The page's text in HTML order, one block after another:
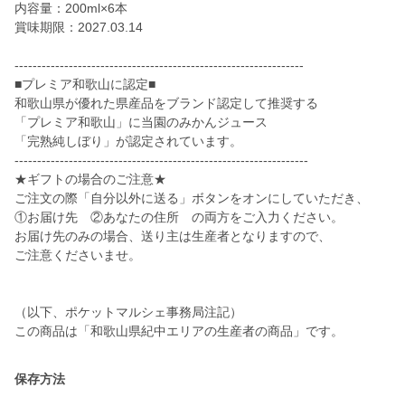
内容量：200ml×6本
賞味期限：2027.03.14
----------------------------------------------------------------
■プレミア和歌山に認定■
和歌山県が優れた県産品をブランド認定して推奨する
「プレミア和歌山」に当園のみかんジュース
「完熟純しぼり」が認定されています。
-----------------------------------------------------------------
★ギフトの場合のご注意★
ご注文の際「自分以外に送る」ボタンをオンにしていただき、
①お届け先 ②あなたの住所 の両方をご入力ください。
お届け先のみの場合、送り主は生産者となりますので、
ご注意くださいませ。
（以下、ポケットマルシェ事務局注記）
この商品は「和歌山県紀中エリアの生産者の商品」です。
保存方法